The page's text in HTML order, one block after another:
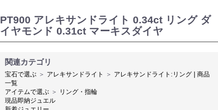
PT900 アレキサンドライト 0.34ct リング ダ
イヤモンド 0.31ct マーキスダイヤ
関連カテゴリ
宝石で選ぶ ＞ アレキサンドライト ＞ アレキサンドライト:リング | 商品
一覧
アイテムで選ぶ ＞
リング・指輪
現品即納ジュエル